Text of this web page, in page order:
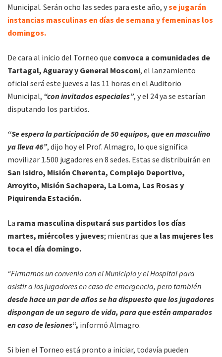
Municipal. Serán ocho las sedes para este año, yse jugarán
instancias masculinas en días de semana y femeninas los
domingos.
De cara al inicio del Torneo que convoca a comunidades de
Tartagal, Aguaray y General Mosconi, el lanzamiento
oficial será este jueves a las 11 horas en el Auditorio
Municipal, “con invitados especiales”, y el 24 ya se estarían
disputando los partidos.
“Se espera la participación de 50 equipos, que en masculino
ya lleva 46”, dijo hoy el Prof. Almagro, lo que significa
movilizar 1.500 jugadores en 8 sedes. Estas se distribuirán en
San Isidro, Misión Cherenta, Complejo Deportivo,
Arroyito, Misión Sachapera, La Loma, Las Rosas y
Piquirenda Estación.
La rama masculina disputará sus partidos los días
martes, miércoles y jueves; mientras que a las mujeres les
toca el día domingo.
“Firmamos un convenio con el Municipio y el Hospital para
asistir a los jugadores en caso de emergencia, pero también
desde hace un par de años se ha dispuesto que los jugadores
dispongan de un seguro de vida, para que estén amparados
en caso de lesiones“, informó Almagro.
Si bien el Torneo está pronto a iniciar, todavía pueden